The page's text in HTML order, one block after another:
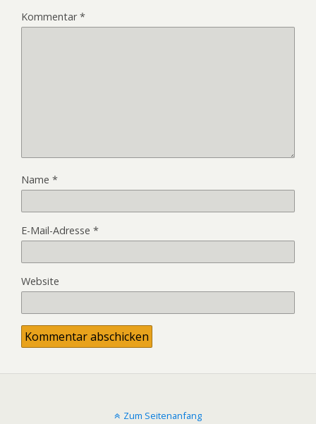
Kommentar*
Name *
E-Mail-Adresse *
Website
Zum Seitenanfang